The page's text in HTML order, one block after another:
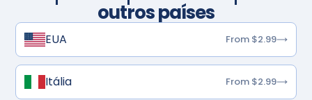
outros países
EUA From $2.99
Itália From $2.99